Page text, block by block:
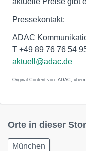
Pressekontakt:
ADAC
T +49 89 76 76 54
aktuell@adac.de
Original-Content von: ADAC,
Orte in dieser
München